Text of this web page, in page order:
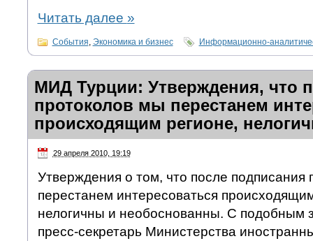
Читать далее »
События, Экономика и бизнес Информационно-
МИД Турции: Утверждения, что
протоколов мы перестанем
происходящим регионе,
29 апреля 2010, 19:19
Утверждения о том, что после подписания
перестанем интересоваться
нелогичны и необоснованны. С подобным
пресс-секретарь Министерства